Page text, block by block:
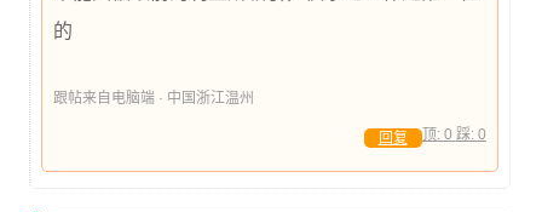
的
跟帖来自电脑端 · 中国浙江温州
顶: 0 踩: 0
回复